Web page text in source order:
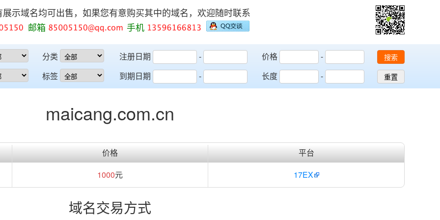
示域名均可出售，如果您有意购买其中的域名，欢迎随时联系
邮箱
手机
分类
标签
注册日期
-
到期日期
-
价格
-
长度
-
搜索
重置
maicang.com.cn
价格
平台
1000元 17EX
域名交易方式